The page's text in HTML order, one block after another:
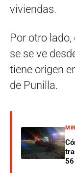
viviendas.
Por otro
se se ve
tiene origen
de Punilla.
56